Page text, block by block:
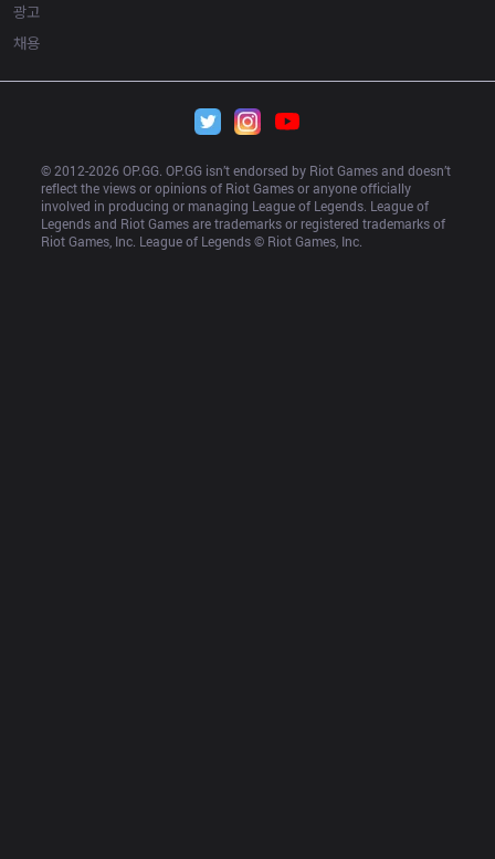
광고
채용
© 2012-2026 OP.GG. OP.GG isn’t endorsed by Riot Games and doesn’t
reflect the views or opinions of Riot Games or anyone officially
involved in producing or managing League of Legends. League of
Legends and Riot Games are trademarks or registered trademarks of
Riot Games, Inc. League of Legends © Riot Games, Inc.